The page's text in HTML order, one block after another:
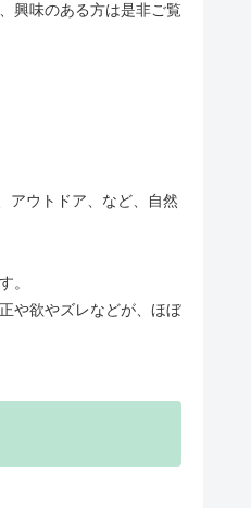
興味のある方は是非ご覧
アウトドア、など、自然
。
や欲やズレなどが、ほぼ